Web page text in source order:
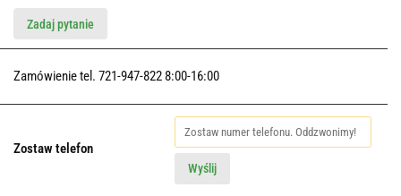
Zadaj pytanie
Zamówienie tel. 721-947-822 8:00-16:00
Zostaw telefon
Wyślij